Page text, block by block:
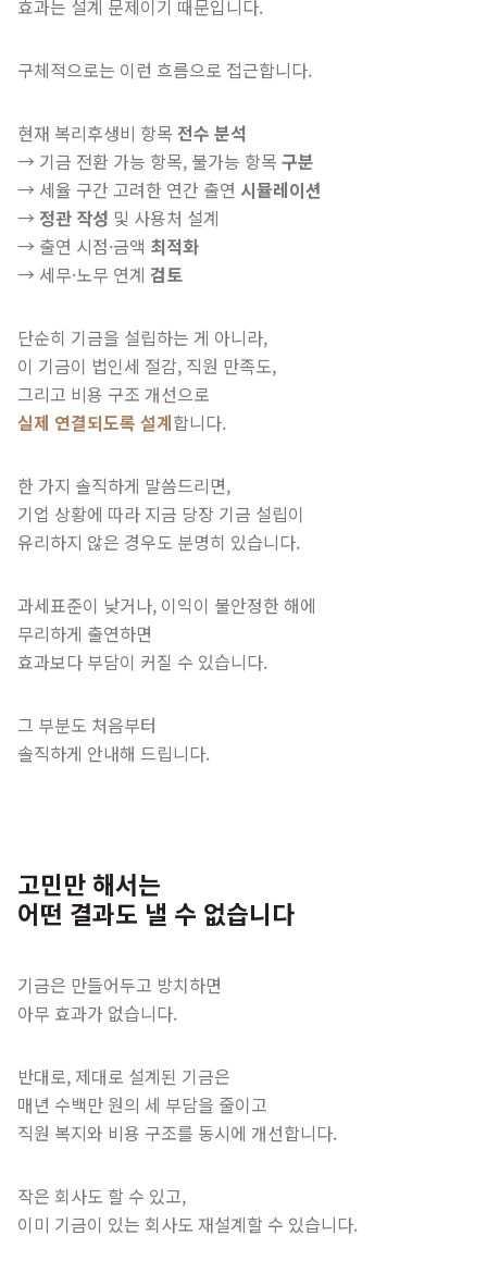
효과는 설계 문제이기 때문입니다.
구체적으로는 이런 흐름으로 접근합니다.
현재 복리후생비 항목 전수 분석
→ 기금 전환 가능 항목, 불가능 항목 구분
→ 세율 구간 고려한 연간 출연 시뮬레이션
→ 정관 작성 및 사용처 설계
→ 출연 시점·금액 최적화
→ 세무·노무 연계 검토
단순히 기금을 설립하는 게 아니라,
이 기금이 법인세 절감, 직원 만족도,
그리고 비용 구조 개선으로
실제 연결되도록 설계합니다.
한 가지 솔직하게 말씀드리면,
기업 상황에 따라 지금 당장 기금 설립이
유리하지 않은 경우도 분명히 있습니다.
과세표준이 낮거나, 이익이 불안정한 해에
무리하게 출연하면
효과보다 부담이 커질 수 있습니다.
그 부분도 처음부터
솔직하게 안내해 드립니다.
고민만 해서는
어떤 결과도 낼 수 없습니다
기금은 만들어두고 방치하면
아무 효과가 없습니다.
반대로, 제대로 설계된 기금은
매년 수백만 원의 세 부담을 줄이고
직원 복지와 비용 구조를 동시에 개선합니다.
작은 회사도 할 수 있고,
이미 기금이 있는 회사도 재설계할 수 있습니다.